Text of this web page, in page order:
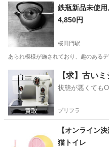
東京 大田区 武蔵新田駅
鉄瓶新品未使
4,850円
桜田門駅
あられ模様が施されており、趣のある
東京 千代田区 桜田門駅
【求】古い
状態が悪くても
プリフラ
【オンライン決済】未
猫トイレ